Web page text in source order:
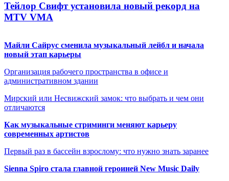
Тейлор Свифт установила новый рекорд на
MTV VMA
Майли Сайрус сменила музыкальный лейбл и начала
новый этап карьеры
Организация рабочего пространства в офисе и
административном здании
Мирский или Несвижский замок: что выбрать и чем они
отличаются
Как музыкальные стриминги меняют карьеру
современных артистов
Первый раз в бассейн взрослому: что нужно знать заранее
Sienna Spiro стала главной героиней New Music Daily